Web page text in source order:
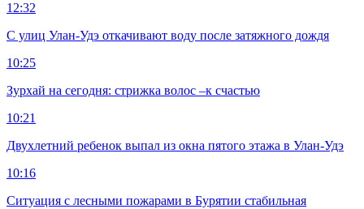
12:32
С улиц Улан-Удэ откачивают воду после затяжного дождя
10:25
Зурхай на сегодня: стрижка волос –к счастью
10:21
Двухлетний ребенок выпал из окна пятого этажа в Улан-Удэ
10:16
Ситуация с лесными пожарами в Бурятии стабильная